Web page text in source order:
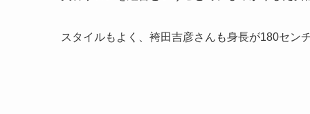
スタイルもよく、袴田吉彦さんも身長が180セン